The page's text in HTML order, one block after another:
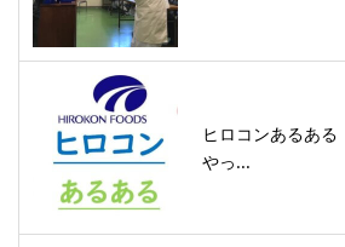
ヒロコンあるあ
やっ...